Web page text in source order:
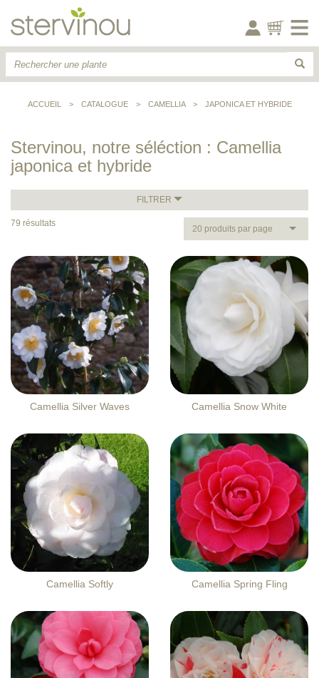
ACCUEIL > CATALOGUE > CAMELLIA > JAPONICA ET HYBRIDE
Stervinou, notre séléction : Camellia
japonica et hybride
FILTRER
79 résultats
20 produits par page
Camellia Silver Waves Camellia Snow White
Camellia Softly Camellia Spring Fling